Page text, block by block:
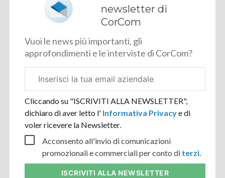
newsletter di
CorCom
Vuoi le news più importanti, gli
approfondimenti e le interviste di CorCom?
aziendale
Cliccando su "ISCRIVITI ALLA NEWSLETTER",
dichiaro di aver letto l' Informativa Privacye di
voler ricevere la Newsletter.
Acconsento all'invio di comunicazioni
promozionali e commerciali per conto di terzi.
ISCRIVITI ALLA NEWSLETTER